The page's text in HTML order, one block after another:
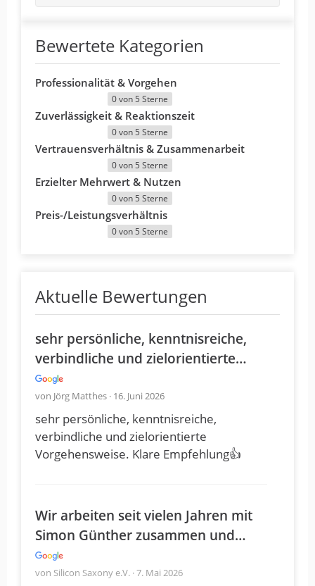
Bewertete Kategorien
Professionalität & Vorgehen
0 von 5 Sterne
Zuverlässigkeit & Reaktionszeit
0 von 5 Sterne
Vertrauensverhältnis & Zusammenarbeit
0 von 5 Sterne
Erzielter Mehrwert & Nutzen
0 von 5 Sterne
Preis-/Leistungsverhältnis
0 von 5 Sterne
Aktuelle Bewertungen
sehr persönliche, kenntnisreiche,
verbindliche und zielorientierte…
von Jörg Matthes · 16. Juni 2026
sehr persönliche, kenntnisreiche,
verbindliche und zielorientierte
Vorgehensweise. Klare Empfehlung👍
Wir arbeiten seit vielen Jahren mit
Simon Günther zusammen und…
von Silicon Saxony e.V. · 7. Mai 2026